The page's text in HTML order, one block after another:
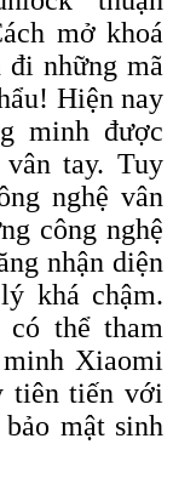
mở khoá
đi những mã
Hiện nay
minh được
tay. Tuy
nghệ vân
công nghệ
nhận diện
khá chậm.
thể tham
Xiaomi
tiên tiến với
mật sinh